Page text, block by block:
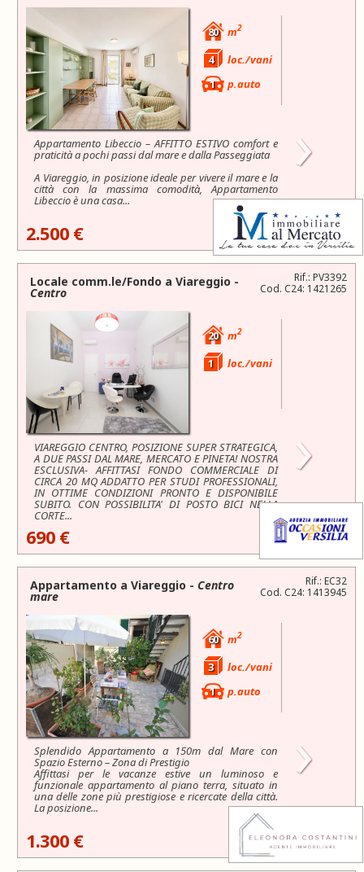
80 m2
4
loc./vani
1
p.auto
Appartamento Libeccio – AFFITTO ESTIVO comfort e
praticità a pochi passi dal mare e dalla Passeggiata
A Viareggio, in posizione ideale per vivere il mare e la
città con la massima comodità, Appartamento
Libeccio è una casa...
›
2.500 €
Rif.: PV3392
Cod. C24: 1421265
Locale comm.le/Fondo a Viareggio -
Centro
20 m2
1 loc./vani
VIAREGGIO CENTRO, POSIZIONE SUPER STRATEGICA,
A DUE PASSI DAL MARE, MERCATO E PINETA! NOSTRA
ESCLUSIVA- AFFITTASI FONDO COMMERCIALE DI
CIRCA 20 MQ ADDATTO PER STUDI PROFESSIONALI,
IN OTTIME CONDIZIONI PRONTO E DISPONIBILE
SUBITO. CON POSSIBILITA' DI POSTO BICI NELLA
CORTE...
›
690 €
Rif.: EC32
Cod. C24: 1413945
Appartamento a Viareggio - Centro
mare
60 m2
3
loc./vani
1
p.auto
Splendido Appartamento a 150m dal Mare con
Spazio Esterno – Zona di Prestigio
Affittasi per le vacanze estive un luminoso e
funzionale appartamento al piano terra, situato in
una delle zone più prestigiose e ricercate della città.
La posizione...
›
1.300 €